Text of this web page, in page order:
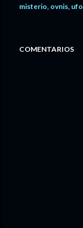
misterio ovnis ufo
COMENTARIOS